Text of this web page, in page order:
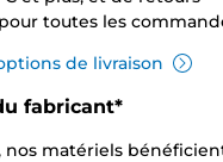
toutes les
de livraison
fabricant*
nos matériels